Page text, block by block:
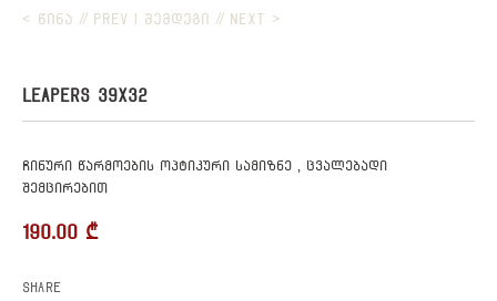
< ᲬᲘᲜᲐ // PREV ᲨᲔᲛᲓᲔᲒᲘ // NEXT >
LEAPERS 39X32
ჩინური წარმოების ოპტიკური სამიზნე , ცვალებადი
შემცირებით
190.00 ₾
Share